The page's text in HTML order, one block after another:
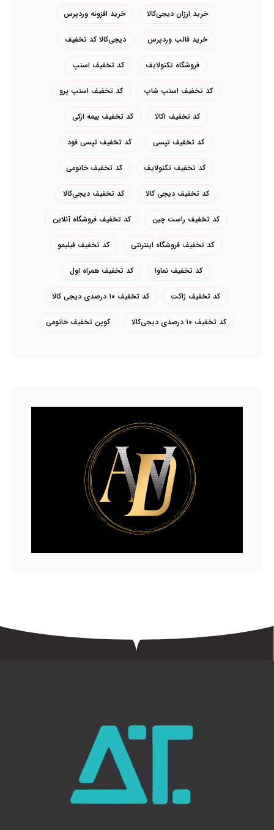
خرید ارزان دیجی‌کالا خرید افزونه وردپرس
خرید قالب وردپرس دیجی‌کالا کد تخفیف
فروشگاه تکنولایف کد تخفیف اسنپ
کد تخفیف اسنپ شاپ کد تخفیف اسنپ پرو
کد تخفیف اکالا کد تخفیف بیمه ازکی
کد تخفیف تپسی کد تخفیف تپسی فود
کد تخفیف تکنولایف کد تخفیف خانومی
کد تخفیف دیجی کالا کد تخفیف دیجی‌کالا
کد تخفیف راست چین کد تخفیف فروشگاه آنلاین
کد تخفیف فروشگاه اینترنتی کد تخفیف فیلیمو
کد تخفیف نماوا کد تخفیف همراه اول
کد تخفیف ژاکت کد تخفیف ۱۰ درصدی دیجی کالا
کد تخفیف ۱۰ درصدی دیجی‌کالا کوپن تخفیف خانومی